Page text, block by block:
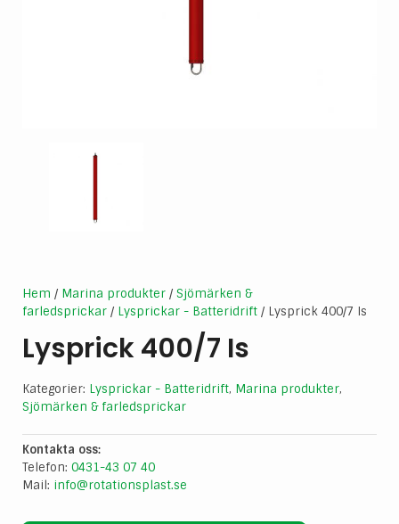
Hem / Marina produkter / Sjömärken &
farledsprickar / Lysprickar - Batteridrift / Lysprick 400/7 Is
Lysprick 400/7 Is
Kategorier: Lysprickar - Batteridrift, Marina produkter,
Sjömärken & farledsprickar
Kontakta oss:
Telefon: 0431-43 07 40
Mail: info@rotationsplast.se